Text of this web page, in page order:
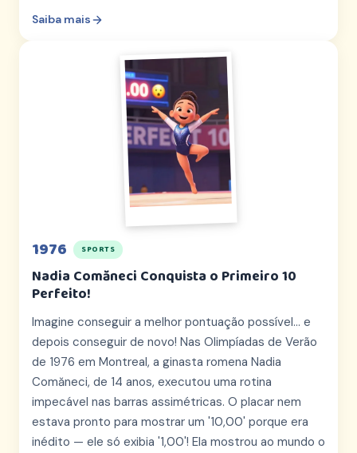
Saiba mais
1976 SPORTS
Nadia Comăneci Conquista o Primeiro 10
Perfeito!
Imagine conseguir a melhor pontuação possível... e
depois conseguir de novo! Nas Olimpíadas de Verão
de 1976 em Montreal, a ginasta romena Nadia
Comăneci, de 14 anos, executou uma rotina
impecável nas barras assimétricas. O placar nem
estava pronto para mostrar um '10,00' porque era
inédito — ele só exibia '1,00'! Ela mostrou ao mundo o